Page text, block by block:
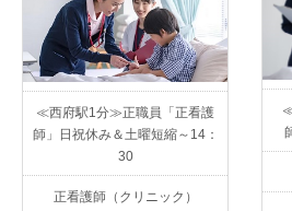
≪西府駅1分≫正職員「正看護
師」日祝休み＆土曜短縮～14：
30
正看護師（クリニック）